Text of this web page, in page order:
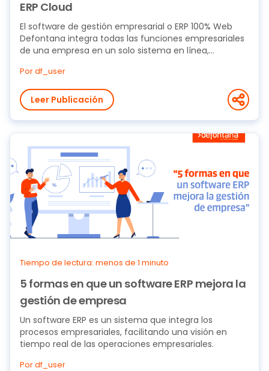
ERP Cloud
El software de gestión empresarial o ERP 100% Web
Defontana integra todas las funciones empresariales
de una empresa en un solo sistema en línea,...
Por df_user
Leer Publicación
Tiempo de lectura: menos de 1 minuto
5 formas en que un software ERP mejora la
gestión de empresa
Un software ERP es un sistema que integra los
procesos empresariales, facilitando una visión en
tiempo real de las operaciones empresariales.
Por df_user